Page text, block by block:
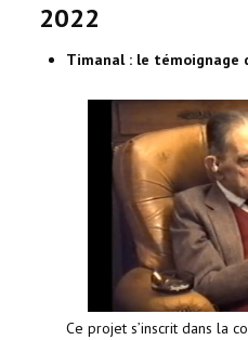
2022
Timanal : le témoignage
Ce projet s’inscrit dans la